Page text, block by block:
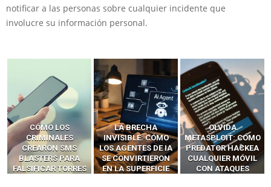
notificar a las personas sobre cualquier incidente que
involucre su información personal.
LA BRECHA
INVISIBLE: CÓMO
LOS AGENTES DE IA
SE CONVIRTIERON
EN LA SUPERFICIE
OLVIDA
METASPLOIT: CÓMO
PREDATOR HACKEA
CUALQUIER MÓVIL
CON ATAQUES
CÓMO LOS HACKERS
INTERCEPTAN OTPS
Y LLAMADAS
MÓVILES SIN
‘HACKEAR’ — EL